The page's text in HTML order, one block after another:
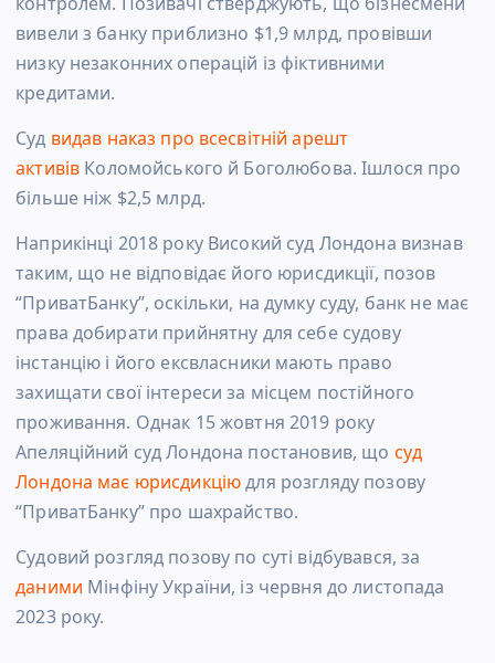
вивели з банку приблизно $1,9 млрд, провівши
низку незаконних операцій із фіктивними
кредитами.
Суд видав наказ про всесвітній арешт
активів Коломойського й Боголюбова. Ішлося про
більше ніж $2,5 млрд.
Наприкінці 2018 року Високий суд Лондона визнав
таким, що не відповідає його юрисдикції, позов
“ПриватБанку”, оскільки, на думку суду, банк не має
права добирати прийнятну для себе судову
інстанцію і його ексвласники мають право
захищати свої інтереси за місцем постійного
проживання. Однак 15 жовтня 2019 року
Апеляційний суд Лондона постановив, що суд
Лондона має юрисдикціюдля розгляду позову
“ПриватБанку” про шахрайство.
Судовий розгляд позову по суті відбувався, за
даними Мінфіну України, із червня до листопада
2023 року.